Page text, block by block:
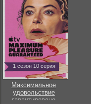
1 сезон 10 серия
Максимальное
удовольствие
гарантировано